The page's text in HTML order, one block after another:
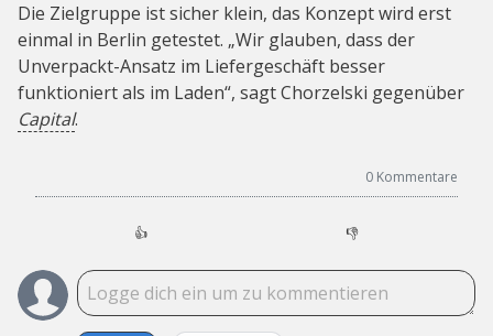
Die Zielgruppe ist sicher klein, das Konzept wird erst
einmal in Berlin getestet. „Wir glauben, dass der
Unverpackt-Ansatz im Liefergeschäft besser
funktioniert als im Laden“, sagt Chorzelski gegenüber
Capital.
0 Kommentare
👍 👎